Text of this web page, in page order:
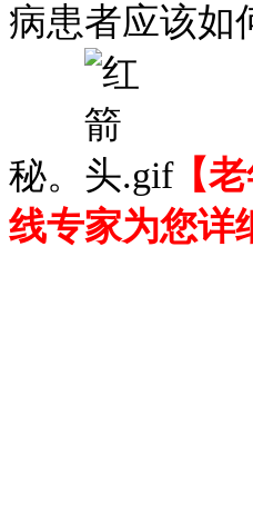
病患者应该如
秘。
【
线专家为您详